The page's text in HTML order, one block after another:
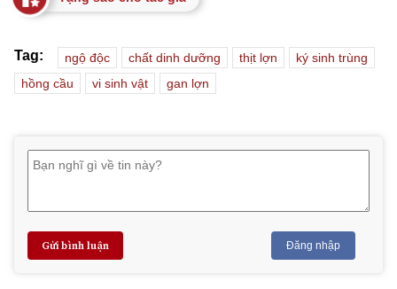
Tag: ngộ độc chất dinh dưỡng thịt lợn
ký sinh trùng
hồng cầu
vi sinh vật gan lợn
Gửi bình luận Đăng nhập